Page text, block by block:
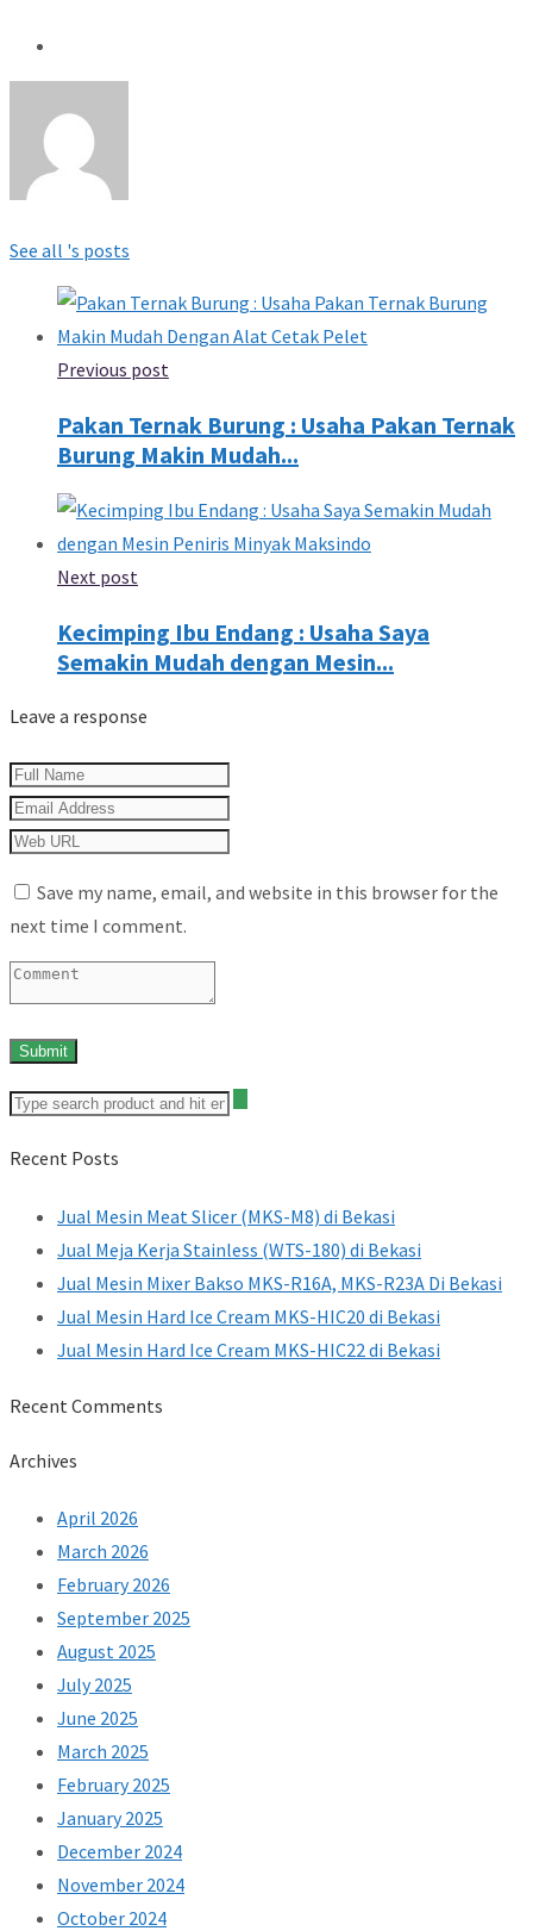
See all 's posts
Previous post
Pakan Ternak Burung : Usaha Pakan Ternak
Burung Makin Mudah...
Next post
Kecimping Ibu Endang : Usaha Saya
Semakin Mudah dengan Mesin...
Leave a response
Save my name, email, and website in this browser for the
next time I comment.
Recent Posts
Jual Mesin Meat Slicer (MKS-M8) di Bekasi
Jual Meja Kerja Stainless (WTS-180) di Bekasi
Jual Mesin Mixer Bakso MKS-R16A, MKS-R23A Di Bekasi
Jual Mesin Hard Ice Cream MKS-HIC20 di Bekasi
Jual Mesin Hard Ice Cream MKS-HIC22 di Bekasi
Recent Comments
Archives
April 2026
March 2026
February 2026
September 2025
August 2025
July 2025
June 2025
March 2025
February 2025
January 2025
December 2024
November 2024
October 2024